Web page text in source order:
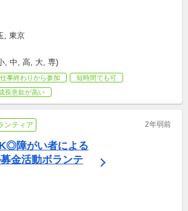
, 東京
, 中, 高, 大, 専)
事終わりから参加
短時間でも可
長意欲が高い
ンティア 2年弱前
障がい者による
金活動ボランテ